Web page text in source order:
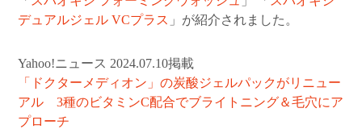
デュアルジェル VCプラス 」が紹介されました。
Yahoo!ニュース 2024.07.10掲載
「ドクターメディオン」の炭酸ジェルパックがリニュー
アル 3種のビタミンC配合でブライトニング＆毛穴にア
プローチ